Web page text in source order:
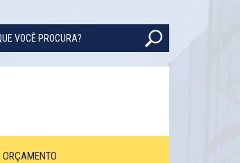
ORÇAMENTO